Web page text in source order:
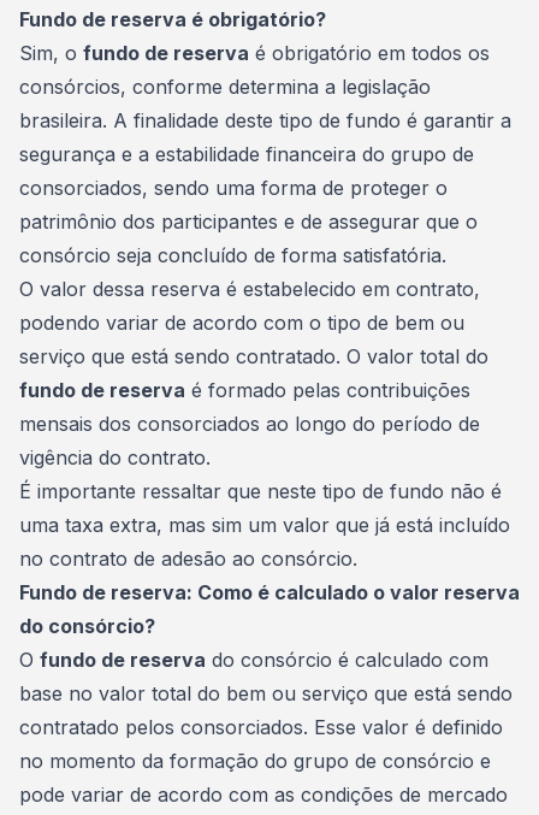
Fundo de reserva é obrigatório?
Sim, o fundo de reserva é obrigatório em todos os
consórcios, conforme determina a legislação
brasileira. A finalidade deste tipo de fundo é garantir a
segurança e a estabilidade financeira do grupo de
consorciados, sendo uma forma de proteger o
patrimônio dos participantes e de assegurar que o
consórcio seja concluído de forma satisfatória.
O valor dessa reserva é estabelecido em contrato,
podendo variar de acordo com o tipo de bem ou
serviço que está sendo contratado. O valor total do
fundo de reserva é formado pelas contribuições
mensais dos consorciados ao longo do período de
vigência do contrato.
É importante ressaltar que neste tipo de fundo não é
uma taxa extra, mas sim um valor que já está incluído
no contrato de adesão ao consórcio.
Fundo de reserva: Como é calculado o valor reserva
do consórcio?
O fundo de reserva do consórcio é calculado com
base no valor total do bem ou serviço que está sendo
contratado pelos consorciados. Esse valor é definido
no momento da formação do grupo de consórcio e
pode variar de acordo com as condições de mercado